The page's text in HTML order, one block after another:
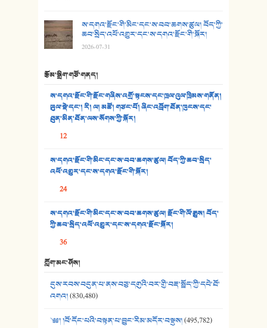
31. ཕ་ཡུལ་ཡར་ཀླུང་།
33. འཛོམས་པའི་ལམ།
34. ཉི་མ་སེམས་ལ་ཞོག་དང་། - ཟླ་སྒྲོན།
36. ཟླ་གཞོན་སྙན་དབྱངས། - ཟླ་སྒྲོན།
38. ཡབ་ཡུམ། - ཟླ་སྒྲོན།
41. མཚན་ཚོགས་ཞབས་བྲོ་སྣ་མང་། - བོད་གཞས་ཕྱོགས་བསྒྲིགས།
ས་དགའ་རྫོང་གི་མིང་དང་ས་བབ་ཆགས་ཚུལ། བོད་ཀྱི་
ཆབ་སྲིད་འཕོ་འགྱུར་དང་ས་དགའ་རྫོང་གི་སྐོར།
2026-07-31
རྩོམ་སྒྲིག་གཙོ་གནད།
ས་དགའ་རྫོང་གི་རྫོང་གཞིས་འགྲོ་སྟངས་དང་ཁྲལ་འུལ་ཁྲིམས་གནོན།
ཡུལ་སྡེ་དང་། རི། ལ། མཚོ། གཙང་པོ། ཞིང་འབྲོག་ཐོན་ཁུངས་དང་
ཐུན་མིན་ཐོན་ལས་སོགས་ཀྱི་སྐོར།
12
ས་དགའ་རྫོང་གི་མིང་དང་ས་བབ་ཆགས་ཚུལ། བོད་ཀྱི་ཆབ་སྲིད་
འཕོ་འགྱུར་དང་ས་དགའ་རྫོང་གི་སྐོར།
24
ས་དགའ་རྫོང་གི་མིང་དང་ས་བབ་ཆགས་ཚུལ། རྫོང་གི་ལོ་རྒྱུས། བོད་
ཀྱི་ཆབ་སྲིད་འཕོ་འགྱུར་དང་ས་དགའ་རྫོང་སྐོར།
36
ཀློག་མང་ཤོས།
དུས་རབས་བདུན་པ་ནས་བཅུ་དགུའི་བར་གྱི་བརྡ་སྤྲོད་ཀྱི་དཔེ་ཐོ་
འགའ།(830,480)
༄༅། །བོ་དོང་པའི་བསྟན་པ་བྱུང་རིམ་མདོར་བསྡུས།(495,782)